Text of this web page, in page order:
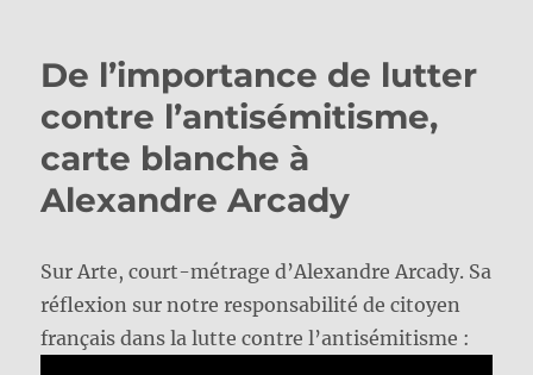
De l’importance de lutter
contre l’antisémitisme,
carte blanche à
Alexandre Arcady
Sur Arte, court-métrage d’Alexandre Arcady. Sa
réflexion sur notre responsabilité de citoyen
français dans la lutte contre l’antisémitisme :